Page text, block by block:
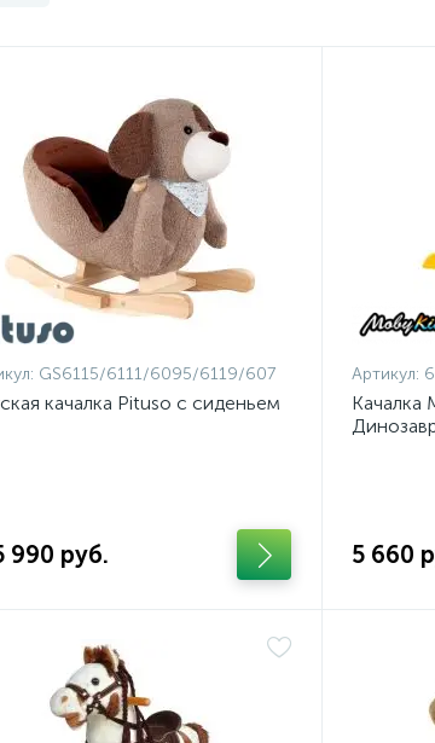
GS6115/6111/6095/6119/607
качалка Pituso с сиденьем
990 руб.
Артикул:
Качалка
5 660